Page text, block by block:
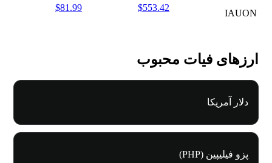
IAUON
$553.42
$81.99
ارزهای فیات محبوب
دلار آمریکا
پزو فیلیپین (PHP)